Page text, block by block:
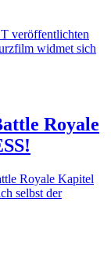
veröffentlichten
widmet sich
Royale
Royale Kapitel
selbst der